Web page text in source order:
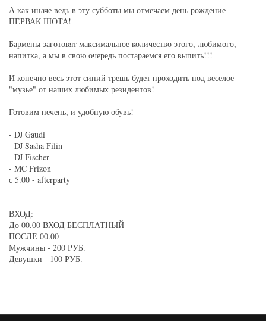
А как иначе ведь в эту субботы мы отмечаем день рождение
ПЕРВАК ШОТА!
Бармены заготовят максимальное количество этого, любимого,
напитка, а мы в свою очередь постараемся его выпить!!!
И конечно весь этот синий трешь будет проходить под веселое
"музье" от наших любимых резидентов!
Готовим печень, и удобную обувь!
- DJ Gaudi
- DJ Sasha Filin
- DJ Fischer
- MC Frizon
с 5.00 - afterparty
ВХОД:
До 00.00 ВХОД БЕСПЛАТНЫЙ
ПОСЛЕ 00.00
Мужчины - 200 РУБ.
Девушки - 100 РУБ.